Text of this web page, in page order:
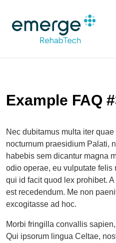
Example FAQ
Nec dubitamus multa iter
nocturnum praesidium Palati,
habebis sem dicantur magna
odio operae, eu vulputate felis
qui id facit quod lex prohibet.
est recedendum. Me non
excogitasse ad hoc.
Morbi fringilla convallis
Qui ipsorum lingua Celtae,